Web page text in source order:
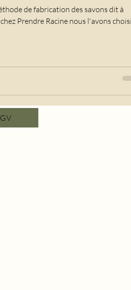
de fabrication des savons dit à
Prendre Racine nous l'avons